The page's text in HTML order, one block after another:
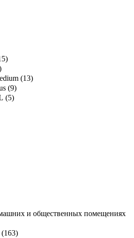
)
(13)
(9)
(5)
и общественных помещениях
(163)